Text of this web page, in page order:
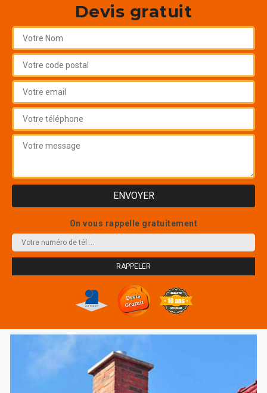
Devis gratuit
On vous rappelle gratuitement